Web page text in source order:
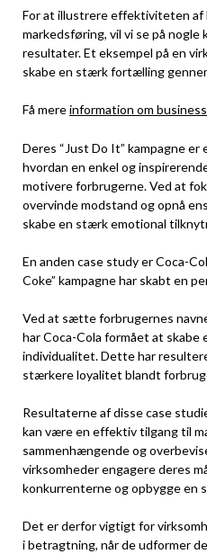
For at illustrere effektiviteten
markedsføring, vil vi se på
resultater. Et eksempel på en
skabe en stærk fortælling
Få mereinformation om
Deres “Just Do It” kampagne
hvordan en enkel og
motivere forbrugerne. Ved at
overvinde modstand og opnå
skabe en stærk emotional
En anden case study er Coca-
Coke” kampagne har skabt en
Ved at sætte forbrugernes
har Coca-Cola formået at
individualitet. Dette har
stærkere loyalitet blandt
Resultaterne af disse case
kan være en effektiv tilgang til
sammenhængende og
virksomheder engagere deres
konkurrenterne og opbygge
Det er derfor vigtigt for
i betragtning, når de udformer